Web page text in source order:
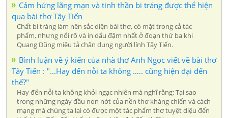
Cảm hứng lãng mạn và tinh thần bi tráng được thể hiện
qua bài thơ Tây Tiến
Chất bi tráng làm nên sắc diện bài thơ, có mặt trong cả tác
phẩm, nhưng nổi rõ và in dấu đậm nhất ở đoạn thứ ba khi
Quang Dũng miêu tả chân dung người lính Tây Tiến.
Bình luận về ý kiến của nhà thơ Anh Ngọc viết về bài thơ
Tây Tiến : "...Hay đến nỗi ta không ….. cũng hiện đại đến
thế?"
Hay đến nỗi ta không khỏi ngạc nhiên mà nghĩ rằng: Tại sao
trong những ngày đầu non nớt của nền thơ kháng chiến và cách
mạng mà chúng ta lại có được một tác phẩm thơ tuyệt diệu đến